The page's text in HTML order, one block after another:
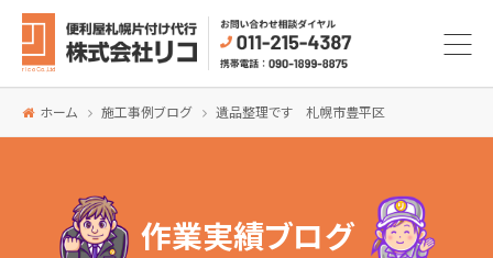
ホーム 施工事例ブログ 遺品整理です 札幌市豊平区
作業実績ブログ